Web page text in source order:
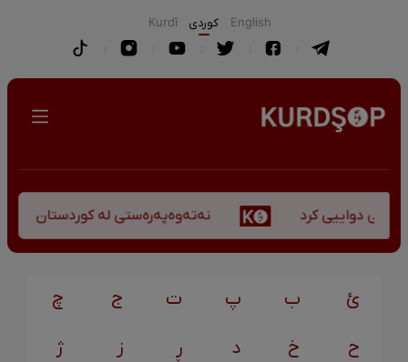
English كوردی Kurdî
دواییی کرد نەتەوەپەرەستی لە کوردستان -
ئ ب پ ت ج چ
ح خ د ڕ ز ژ